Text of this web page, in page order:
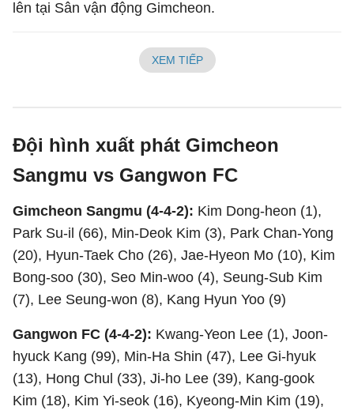
lên tại Sân vận động Gimcheon.
XEM TIẾP
Đội hình xuất phát Gimcheon
Sangmu vs Gangwon FC
Gimcheon Sangmu (4-4-2): Kim Dong-heon (1),
Park Su-il (66), Min-Deok Kim (3), Park Chan-Yong
(20), Hyun-Taek Cho (26), Jae-Hyeon Mo (10), Kim
Bong-soo (30), Seo Min-woo (4), Seung-Sub Kim
(7), Lee Seung-won (8), Kang Hyun Yoo (9)
Gangwon FC (4-4-2): Kwang-Yeon Lee (1), Joon-
hyuck Kang (99), Min-Ha Shin (47), Lee Gi-hyuk
(13), Hong Chul (33), Ji-ho Lee (39), Kang-gook
Kim (18), Kim Yi-seok (16), Kyeong-Min Kim (19),